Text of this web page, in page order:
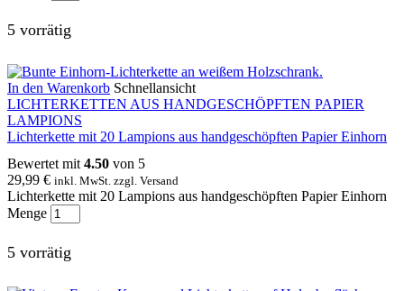
5 vorrätig
In den Warenkorb Schnellansicht
LICHTERKETTEN AUS HANDGESCHÖPFTEN PAPIER
LAMPIONS
Lichterkette mit 20 Lampions aus handgeschöpften Papier Einhorn
Bewertet mit 4.50 von 5
29,99 € inkl. MwSt. zzgl. Versand
Lichterkette mit 20 Lampions aus handgeschöpften Papier Einhorn
Menge
5 vorrätig